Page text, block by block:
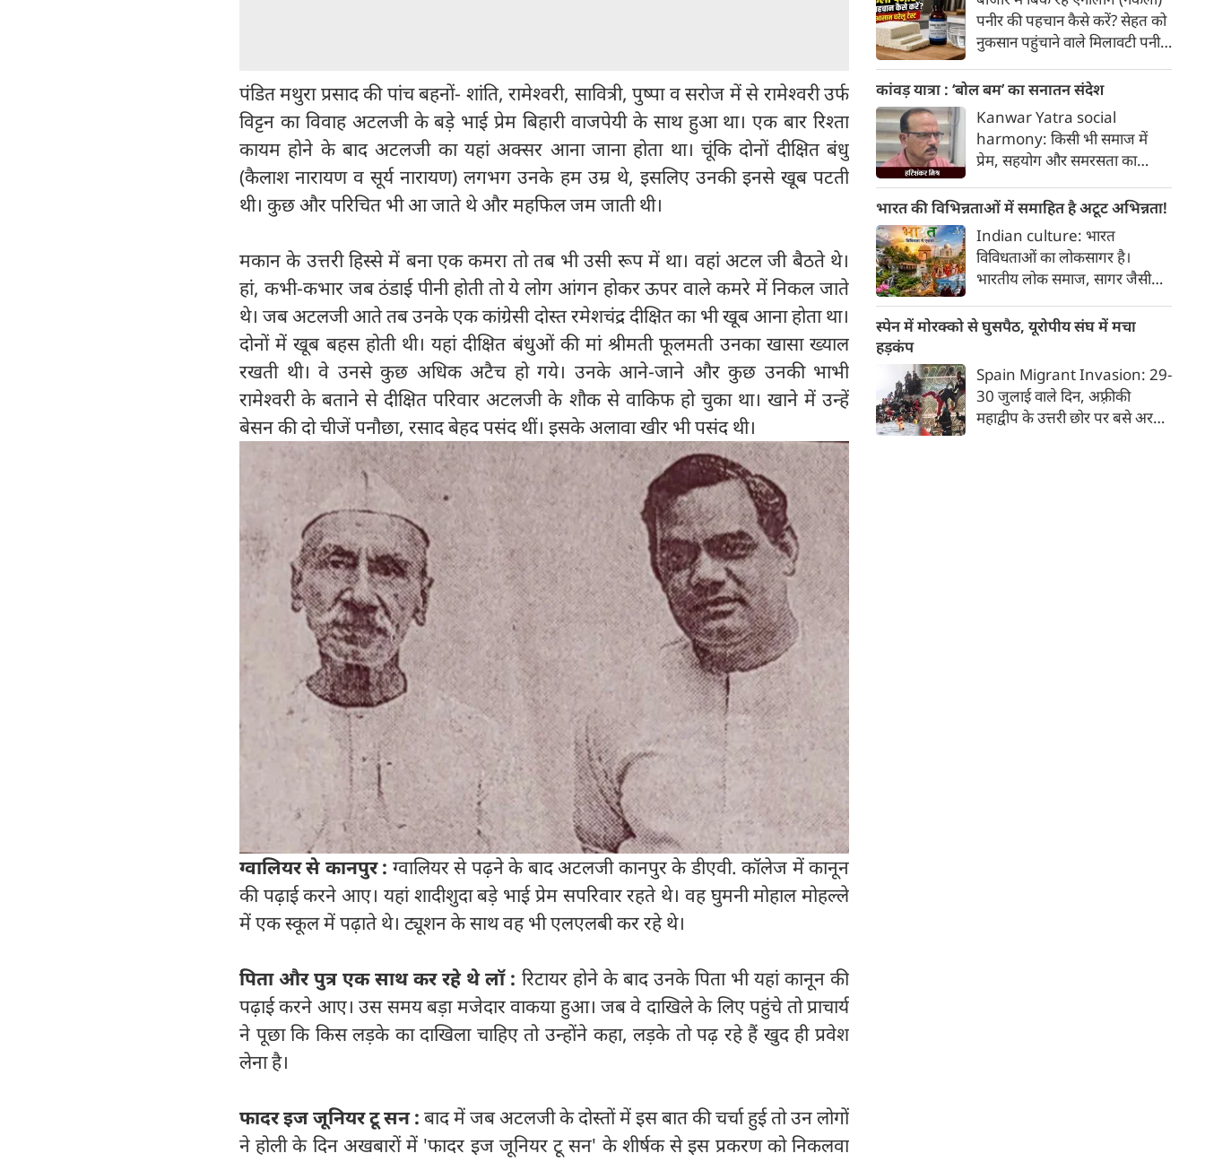
पंडित मथुरा प्रसाद की पांच बहनों- शांति, रामेश्वरी, सावित्री, पुष्पा व सरोज में से रामेश्वरी उर्फ
विट्टन का विवाह अटलजी के बड़े भाई प्रेम बिहारी वाजपेयी के साथ हुआ था। एक बार रिश्ता
कायम होने के बाद अटलजी का यहां अक्सर आना जाना होता था। चूंकि दोनों दीक्षित बंधु
(कैलाश नारायण व सूर्य नारायण) लगभग उनके हम उम्र थे, इसलिए उनकी इनसे खूब पटती
थी। कुछ और परिचित भी आ जाते थे और महफिल जम जाती थी।
मकान के उत्तरी हिस्से में बना एक कमरा तो तब भी उसी रूप में था। वहां अटल जी बैठते थे।
हां, कभी-कभार जब ठंडाई पीनी होती तो ये लोग आंगन होकर ऊपर वाले कमरे में निकल जाते
थे। जब अटलजी आते तब उनके एक कांग्रेसी दोस्त रमेशचंद्र दीक्षित का भी खूब आना होता था।
दोनों में खूब बहस होती थी। यहां दीक्षित बंधुओं की मां श्रीमती फूलमती उनका खासा ख्याल
रखती थी। वे उनसे कुछ अधिक अटैच हो गये। उनके आने-जाने और कुछ उनकी भाभी
रामेश्वरी के बताने से दीक्षित परिवार अटलजी के शौक से वाकिफ हो चुका था। खाने में उन्हें
बेसन की दो चीजें पनौछा, रसाद बेहद पसंद थीं। इसके अलावा खीर भी पसंद थी।
ग्वालियर से कानपुर : ग्वालियर से पढ़ने के बाद अटलजी कानपुर के डीएवी. कॉलेज में कानून
की पढ़ाई करने आए। यहां शादीशुदा बड़े भाई प्रेम सपरिवार रहते थे। वह घुमनी मोहाल मोहल्ले
में एक स्कूल में पढ़ाते थे। ट्यूशन के साथ वह भी एलएलबी कर रहे थे।
पिता और पुत्र एक साथ कर रहे थे लॉ : रिटायर होने के बाद उनके पिता भी यहां कानून की
पढ़ाई करने आए। उस समय बड़ा मजेदार वाकया हुआ। जब वे दाखिले के लिए पहुंचे तो प्राचार्य
ने पूछा कि किस लड़के का दाखिला चाहिए तो उन्होंने कहा, लड़के तो पढ़ रहे हैं खुद ही प्रवेश
लेना है।
फादर इज जूनियर टू सन : बाद में जब अटलजी के दोस्तों में इस बात की चर्चा हुई तो उन लोगों
ने होली के दिन अखबारों में 'फादर इज जूनियर टू सन' के शीर्षक से इस प्रकरण को निकलवा
पनीर की पहचान कैसे करें? सेहत को
नुकसान पहुंचाने वाले मिलावटी पनीर
यहां जानें।
कांवड़ यात्रा : ‘बोल बम’ का सनातन संदेश
Kanwar Yatra social
harmony: किसी भी समाज में
प्रेम, सहयोग और समरसता का
जब व्यक्ति अपने अहंकार का त्याग
कर भक्ति का पथ अपनाता है। कांवड़
यात्रा इसी सत्य का सजीव प्रतीक है।
मनुष्य को मनुष्य से जोड़ने वाली
सांस्कृतिक चेतना की यह एक विराट
यात्रा है जिसमें जाति, वर्ग, भाषा,
क्षेत्र, आर्थिक स्थिति और सामाजिक
भारत की विभिन्नताओं में समाहित है अटूट अभिन्नता!
Indian culture: भारत
विविधताओं का लोकसागर है।
भारतीय लोक समाज, सागर जैसी
में समायी अंतहीन विविधताओं का
जीता-जागता संग्रहालय हैं। हमारा
देश भारत, लोकजीवन की अंतहीन
विविधताओं का गहरा जमावड़ा है।
स्पेन में मोरक्को से घुसपैठ, यूरोपीय संघ में मचा
हड़कंप
Spain Migrant Invasion: 29-
30 जुलाई वाले दिन, अफ़्रीकी
महाद्वीप के उत्तरी छोर पर बसे अरबी